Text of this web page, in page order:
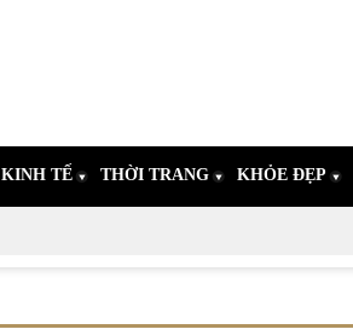
KINH TẾ THỜI TRANG KHỎE ĐẸP